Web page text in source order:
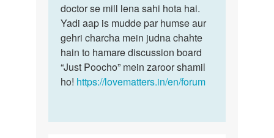
k
liye
konsi…
by
अज्ञात
aapko
kisi…
doctor se mill lena sahi hota hai.
Yadi aap is mudde par humse aur
gehri charcha mein judna chahte
hain to hamare discussion board
“Just Poocho” mein zaroor shamil
ho! https://lovematters.in/en/forum